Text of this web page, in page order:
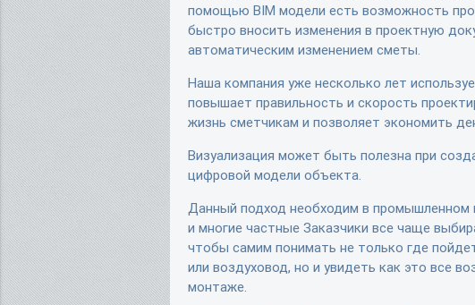
помощью BIM модели есть возможность
быстро вносить изменения в проектную
автоматическим изменением сметы.
Наша компания уже несколько лет
повышает правильность и скорость
жизнь сметчикам и позволяет экономить
Визуализация может быть полезна при
цифровой модели объекта.
Данный подход необходим в промышленном
и многие частные Заказчики все чаще
чтобы самим понимать не только где
или воздуховод, но и увидеть как это все
монтаже.